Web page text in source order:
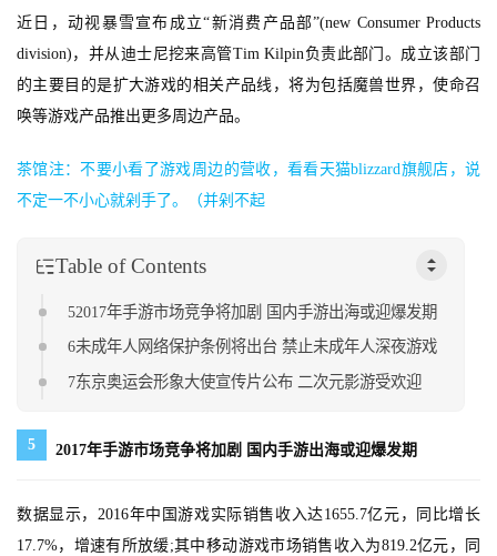
页
游
茶
游
业
界
近日，动视暴雪宣布成立“新消费产品部”(new Consumer Products
division)，并从迪士尼挖来高管Tim Kilpin负责此部门。成立该部门
的主要目的是扩大游戏的相关产品线，将为包括魔兽世界，使命召
唤等游戏产品推出更多周边产品。
茶馆注：不要小看了游戏周边的营收，看看天猫blizzard旗舰店，说
不定一不小心就剁手了。（并剁不起
Table of Contents
52017年手游市场竞争将加剧 国内手游出海或迎爆发期
6未成年人网络保护条例将出台 禁止未成年人深夜游戏
7东京奥运会形象大使宣传片公布 二次元影游受欢迎
5 2017年手游市场竞争将加剧 国内手游出海或迎爆发期
数据显示，2016年中国游戏实际销售收入达1655.7亿元，同比增长
17.7%，增速有所放缓;其中移动游戏市场销售收入为819.2亿元，同